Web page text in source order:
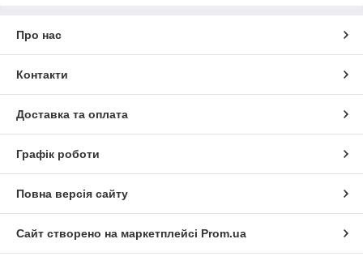
Про нас
Контакти
Доставка та оплата
Графік роботи
Повна версія сайту
Сайт створено на маркетплейсі Prom.ua